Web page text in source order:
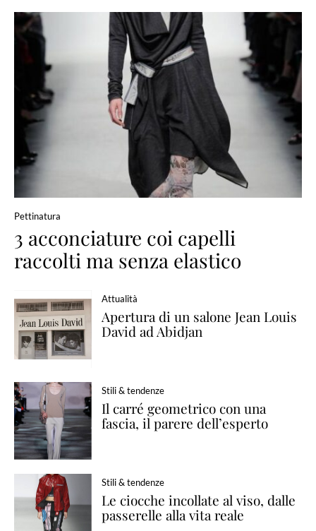
Pettinatura
3 acconciature coi capelli
raccolti ma senza elastico
Attualità
Apertura di un salone Jean Louis
David ad Abidjan
Stili & tendenze
Il carré geometrico con una
fascia, il parere dell’esperto
Stili & tendenze
Le ciocche incollate al viso, dalle
passerelle alla vita reale